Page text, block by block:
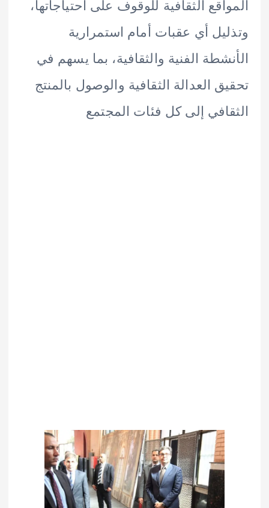
الثقافية للوقوف على احتياجاتها،
أي عقبات أمام استمرارية
الفنية والثقافية، بما يسهم في
العدالة الثقافية والوصول بالمنتج
إلى كل فئات المجتمع